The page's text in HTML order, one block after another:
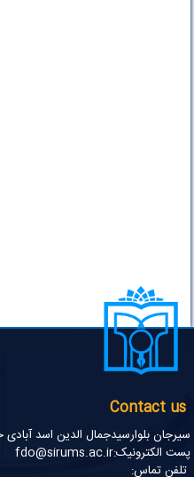
Contact us
سیرجان بلوارسیدجمال الدین اسد آبادی جنب
پست الکترونیک:fdo@sirums.ac.ir
تلفن تماس: